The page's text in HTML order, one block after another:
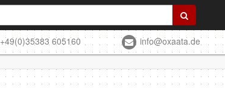
+49(0)35383 605160 info@oxaata.de